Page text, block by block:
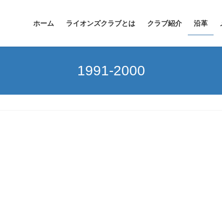
ホーム ライオンズクラブとは クラブ紹介 沿革
1991-2000